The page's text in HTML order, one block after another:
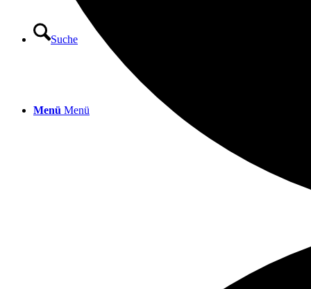
Suche
Menü Menü